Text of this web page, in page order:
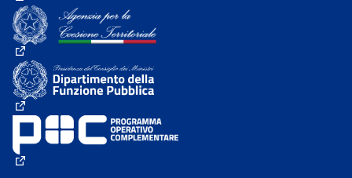
(External link)
(External link)
(External link)